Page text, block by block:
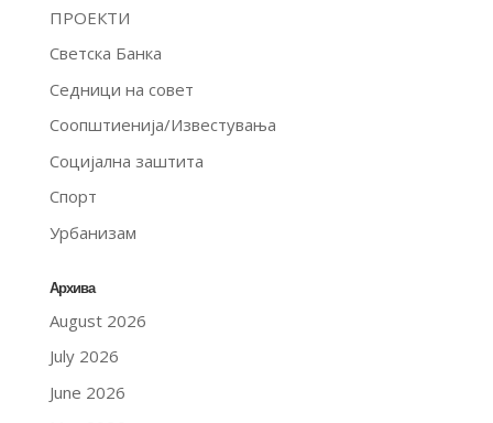
ПРОЕКТИ
Светска Банка
Седници на совет
Соопштиенија/Известувања
Социјална заштита
Спорт
Урбанизам
Архива
August 2026
July 2026
June 2026